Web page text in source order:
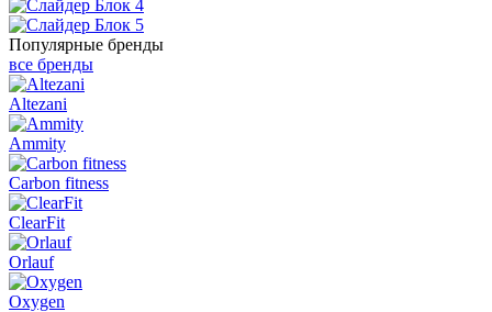
Популярные бренды
все бренды
Altezani
Ammity
Carbon fitness
ClearFit
Orlauf
Oxygen